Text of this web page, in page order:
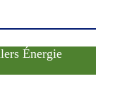
Énergie